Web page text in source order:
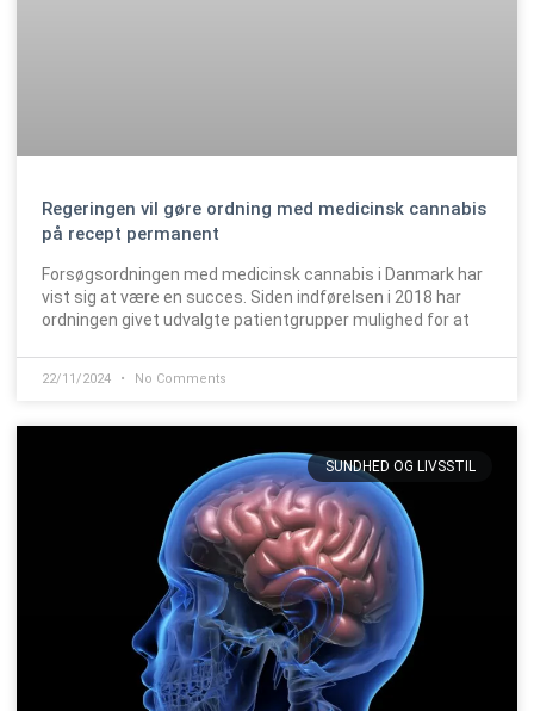
Regeringen vil gøre ordning med medicinsk cannabis
på recept permanent
Forsøgsordningen med medicinsk cannabis i Danmark har
vist sig at være en succes. Siden indførelsen i 2018 har
ordningen givet udvalgte patientgrupper mulighed for at
22/11/2024 No Comments
SUNDHED OG LIVSSTIL